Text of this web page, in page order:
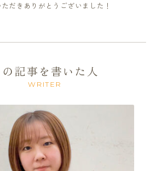
だきありがとうございました！
の記事を書いた人
WRITER